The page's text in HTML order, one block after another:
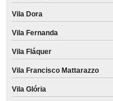
Vila Dora
Vila Fernanda
Vila Fláquer
Vila Francisco Mattarazzo
Vila Glória